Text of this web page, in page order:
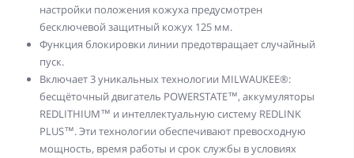
настройки положения кожуха предусмотрен
бесключевой защитный кожух 125 мм.
Функция блокировки линии предотвращает случайный
пуск.
Включает 3 уникальных технологии MILWAUKEE®:
бесщёточный двигатель POWERSTATE™, аккумуляторы
REDLITHIUM™ и интеллектуальную систему REDLINK
PLUS™. Эти технологии обеспечивают превосходную
мощность, время работы и срок службы в условиях